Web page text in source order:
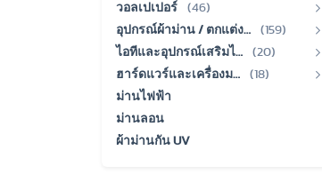
วอลเปเปอร์
(46)
อุปกรณ์ผ้าม่าน / ตกแต่ง…
(159)
ไอทีและอุปกรณ์เสริมไ…
(20)
ฮาร์ดแวร์และเครื่องม…
(18)
ม่านไฟฟ้า
ม่านลอน
ผ้าม่านกัน UV